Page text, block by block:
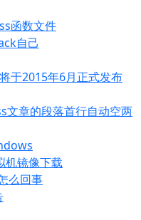
函数文件
自己
于2015年6月正式发布
文章的段落首行自动空两
机镜像下载
么回事